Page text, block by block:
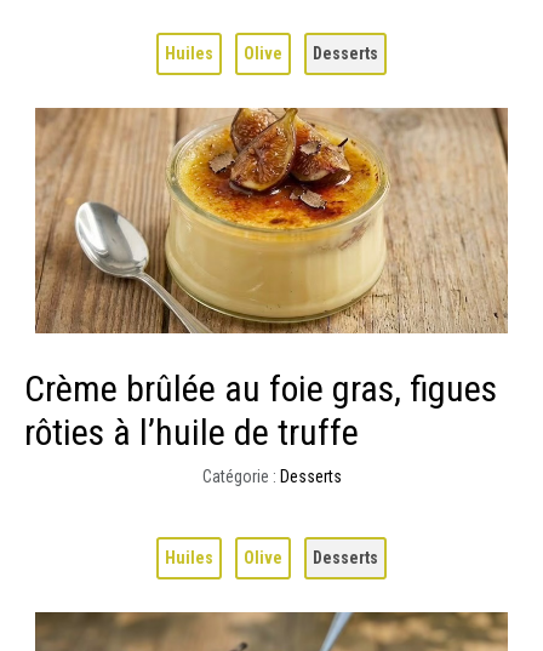
Huiles Olive Desserts
Crème brûlée au foie gras, figues
rôties à l’huile de truffe
Catégorie : Desserts
Huiles Olive Desserts